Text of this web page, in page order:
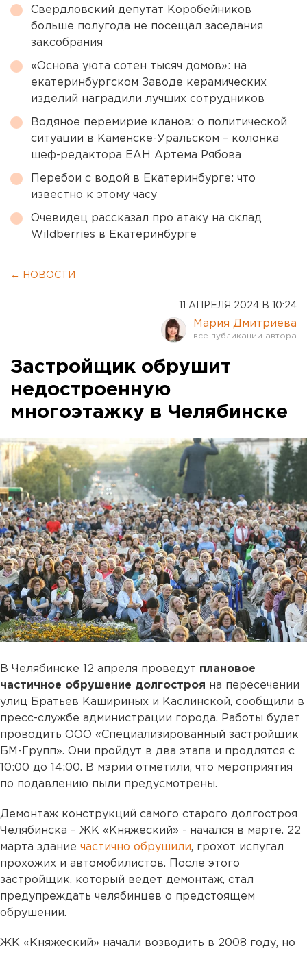
Свердловский депутат Коробейников
больше полугода не посещал заседания
заксобрания
«Основа уюта сотен тысяч домов»: на
екатеринбургском Заводе керамических
изделий наградили лучших сотрудников
Водяное перемирие кланов: о политической
ситуации в Каменске-Уральском – колонка
шеф-редактора ЕАН Артема Рябова
Перебои с водой в Екатеринбурге: что
известно к этому часу
Очевидец рассказал про атаку на склад
Wildberries в Екатеринбурге
← НОВОСТИ
11 АПРЕЛЯ 2024 В 10:24
Мария Дмитриева
Застройщик обрушит
недостроенную
многоэтажку в Челябинске
В Челябинске 12 апреля проведут плановое
частичное обрушение долгостроя на пересечении
улиц Братьев Кашириных и Каслинской, сообщили в
пресс-службе администрации города. Работы будет
проводить ООО «Специализированный застройщик
БМ-Групп». Они пройдут в два этапа и продлятся с
10:00 до 14:00. В мэрии отметили, что мероприятия
по подавлению пыли предусмотрены.
Демонтаж конструкций самого старого долгостроя
Челябинска – ЖК «Княжеский» - начался в марте. 22
марта здание частично обрушили, грохот испугал
прохожих и автомобилистов. После этого
застройщик, который ведет демонтаж, стал
предупреждать челябинцев о предстоящем
обрушении.
ЖК «Княжеский» начали возводить в 2008 году, но